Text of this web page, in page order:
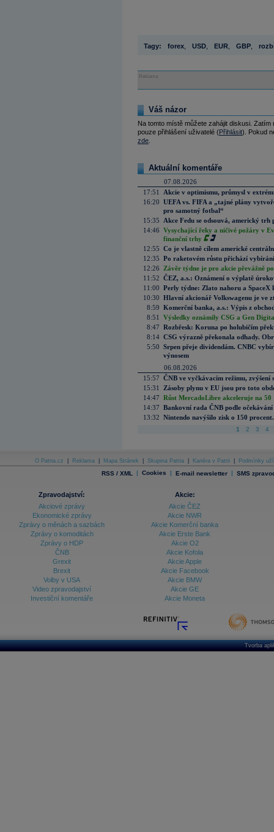
Tagy: forex USD EUR GBP
Reklama
Váš názor
Na tomto místě můžete zahájit diskusi.
pouze přihlášení uživatelé (Přihlásit). Pokud
zde
Aktuální komentáře
07.08.2026
17:51
Akcie v optimismu, průmysl v
16:20 UEFA vs. FIFA a „tajné plány
pro samotný fotbal“
15:35
Akce Fedu se odsouvá, americký
14:46 Vysychající řeky a ničivé požáry v
finanční trhy
12:55 Co je vlastně cílem americké
12:35 Po raketovém růstu přichází
12:26
Závěr týdne je pro akcie převážně
11:52 ČEZ, a.s.: Oznámení o výplatě
11:00 Perly týdne: Zlato nahoru a SpaceX
10:30 Hlavní akcionář Volkswagenu je ve
8:59 Komerční banka, a.s.: Výpis z
8:51
Výsledky oznámily CSG a Gen
8:47 Rozbřesk: Koruna po holubičím
8:14 CSG výrazně překonala odhady.
5:50 Srpen přeje dividendám. CNBC
výnosem
06.08.2026
15:57 ČNB ve vyčkávacím režimu, zvýšení
15:31
Zásoby plynu v EU jsou pro toto
14:47 Růst MercadoLibre akceleruje na
14:37 Bankovní rada ČNB podle
13:32 Nintendo navýšilo zisk o 150
1 2 3 4
O Patria.cz Reklama Mapa Stránek Skupina Patria Kariéra v Patrii Podmínky
RSS / XML | Cookies | E-mail newsletter | SMS
Zpravodajství:
Akciové zprávy
Ekonomické zprávy
Zprávy o měnách a sazbách
Zprávy o komoditách
Zprávy o HDP
ČNB
Grexit
Brexit
Volby v USA
Video zpravodajství
Investiční komentáře
Akcie:
Akcie ČEZ
Akcie NWR
Akcie Komerční banka
Akcie Erste Bank
Akcie O2
Akcie Kofola
Akcie Apple
Akcie Facebook
Akcie BMW
Akcie GE
Akcie Moneta
Tvorba